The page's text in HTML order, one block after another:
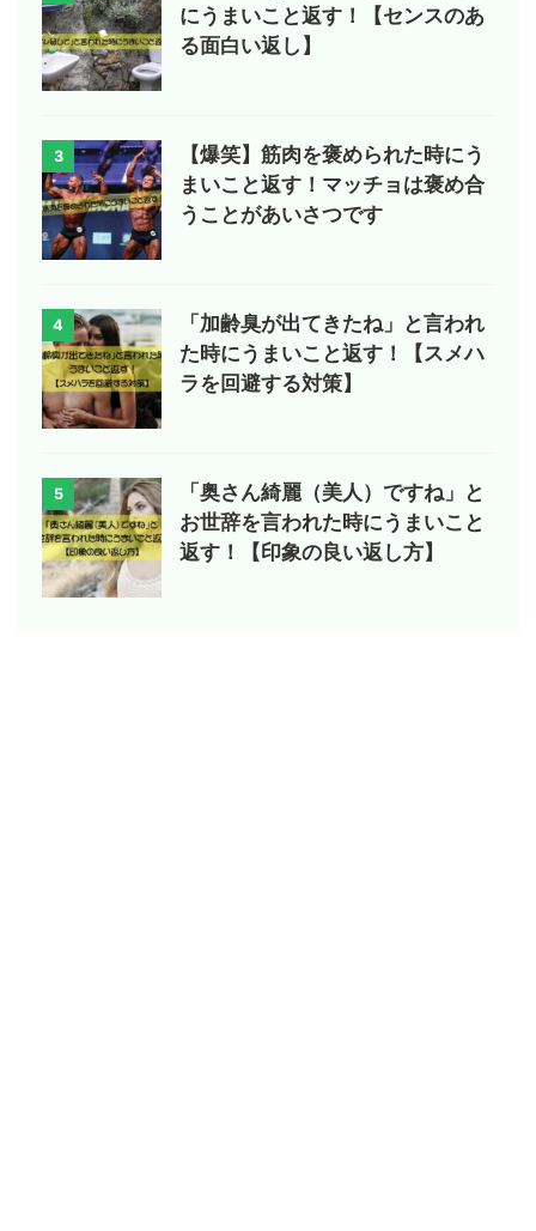
にうまいこと返す！【センスのあ
る面白い返し】
3
【爆笑】筋肉を褒められた時にう
まいこと返す！マッチョは褒め合
うことがあいさつです
4
「加齢臭が出てきたね」と言われ
た時にうまいこと返す！【スメハ
ラを回避する対策】
5
「奥さん綺麗（美人）ですね」と
お世辞を言われた時にうまいこと
返す！【印象の良い返し方】